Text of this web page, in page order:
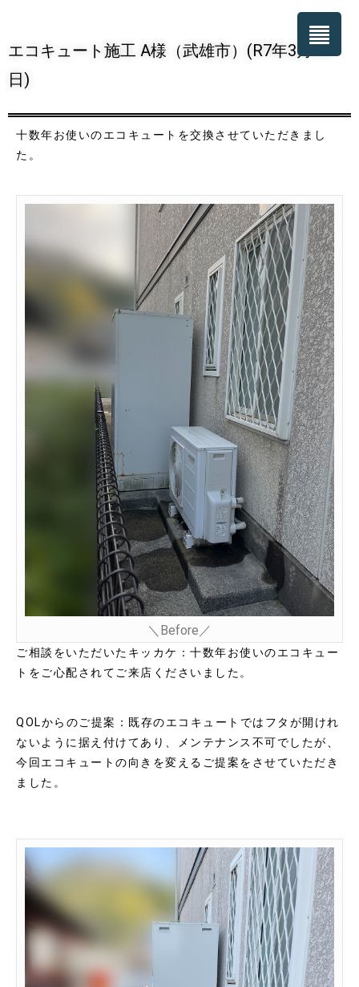
エコキュート施工 A様（武雄市）(R7年3月28
日)
十数年お使いのエコキュートを交換させていただきまし
た。
＼Before／
ご相談をいただいたキッカケ：十数年お使いのエコキュー
トをご心配されてご来店くださいました。
QOLからのご提案： 既存のエコキュートではフタが開けれ
ないように据え付けてあり、メンテナンス不可でしたが、
今回エコキュートの向きを変えるご提案をさせていただき
ました。